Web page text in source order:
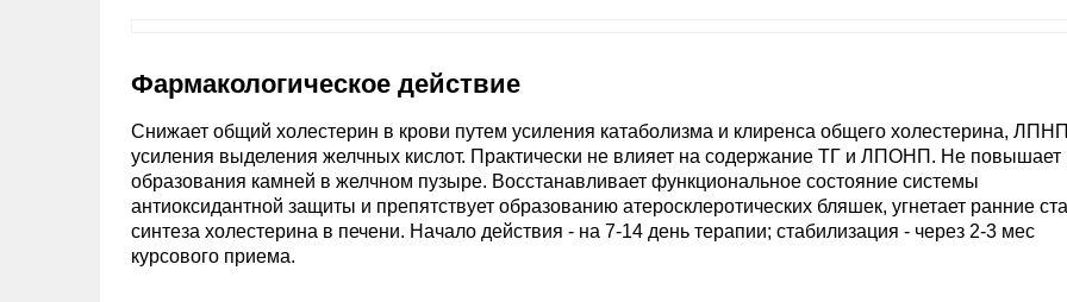
Фармакологическое действие
Снижает общий холестерин в крови путем усиления катаболизма и клиренса общего холестерина,
усиления выделения желчных кислот. Практически не влияет на содержание ТГ и ЛПОНП. Не повышает
образования камней в желчном пузыре. Восстанавливает функциональное состояние системы
антиоксидантной защиты и препятствует образованию атеросклеротических бляшек, угнетает ранние
синтеза холестерина в печени. Начало действия - на 7-14 день терапии; стабилизация - через 2-3 мес
курсового приема.